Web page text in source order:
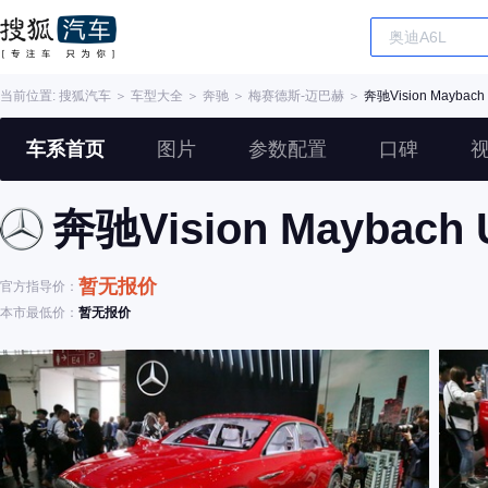
当前位置: 搜狐汽车 ＞ 车型大全 ＞ 奔驰 ＞ 梅赛德斯-迈巴赫 ＞ 奔驰Vision
车系首页 图片 参数配置 口碑
奔驰Vision Maybach
官方指导价： 暂无报价
本市最低价： 暂无报价